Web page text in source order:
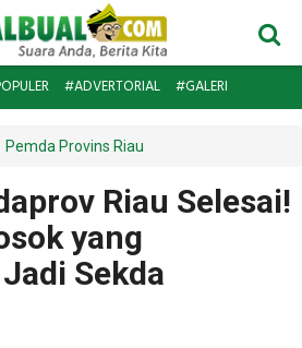
#ADVERTORIAL #GALERI
Pemda Provins Riau
Riau Selesai!
yang
Sekda